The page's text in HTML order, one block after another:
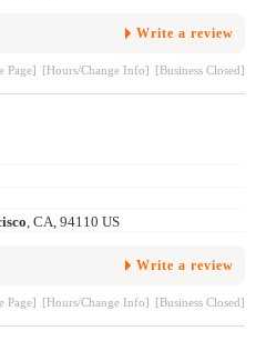
Write a review
Page] [Hours/Change Info] [Business Closed]
, CA, 94110 US
Write a review
Page] [Hours/Change Info] [Business Closed]